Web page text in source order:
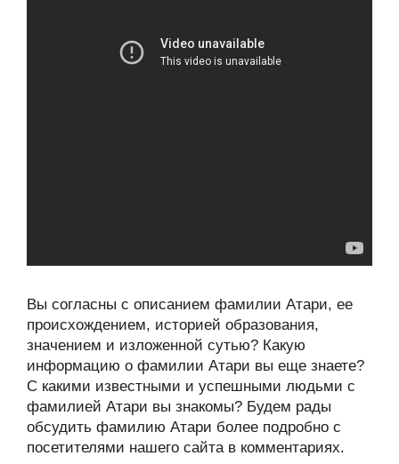
Вы согласны с описанием фамилии Атари, ее
происхождением, историей образования,
значением и изложенной сутью? Какую
информацию о фамилии Атари вы еще знаете?
С какими известными и успешными людьми с
фамилией Атари вы знакомы? Будем рады
обсудить фамилию Атари более подробно с
посетителями нашего сайта в комментариях.